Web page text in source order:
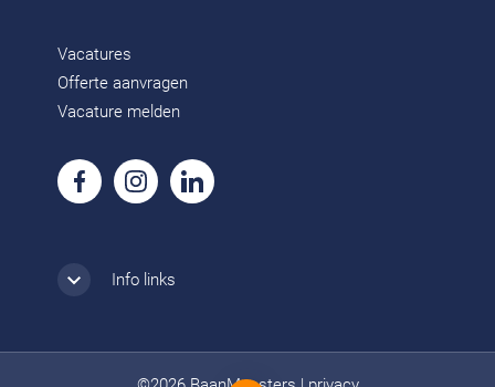
Vacatures
Offerte aanvragen
Vacature melden
Info links